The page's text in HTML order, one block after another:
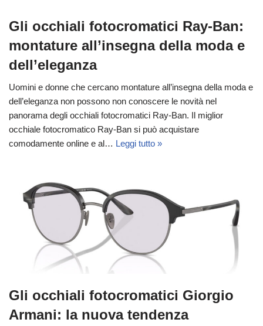
Gli occhiali fotocromatici Ray-Ban:
montature all’insegna della moda e
dell’eleganza
Uomini e donne che cercano montature all’insegna della moda e
dell’eleganza non possono non conoscere le novità nel
panorama degli occhiali fotocromatici Ray-Ban. Il miglior
occhiale fotocromatico Ray-Ban si può acquistare
comodamente online e al… Leggi tutto »
Gli occhiali fotocromatici Giorgio
Armani: la nuova tendenza